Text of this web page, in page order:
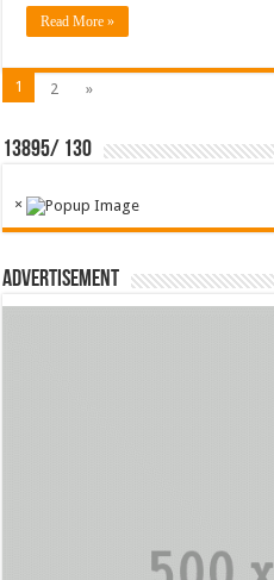
Read More »
1 2 »
13895/ 130
×
Advertisement